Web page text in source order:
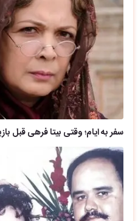
سفر به ایام؛ وقتی بیتا فرهی قبل